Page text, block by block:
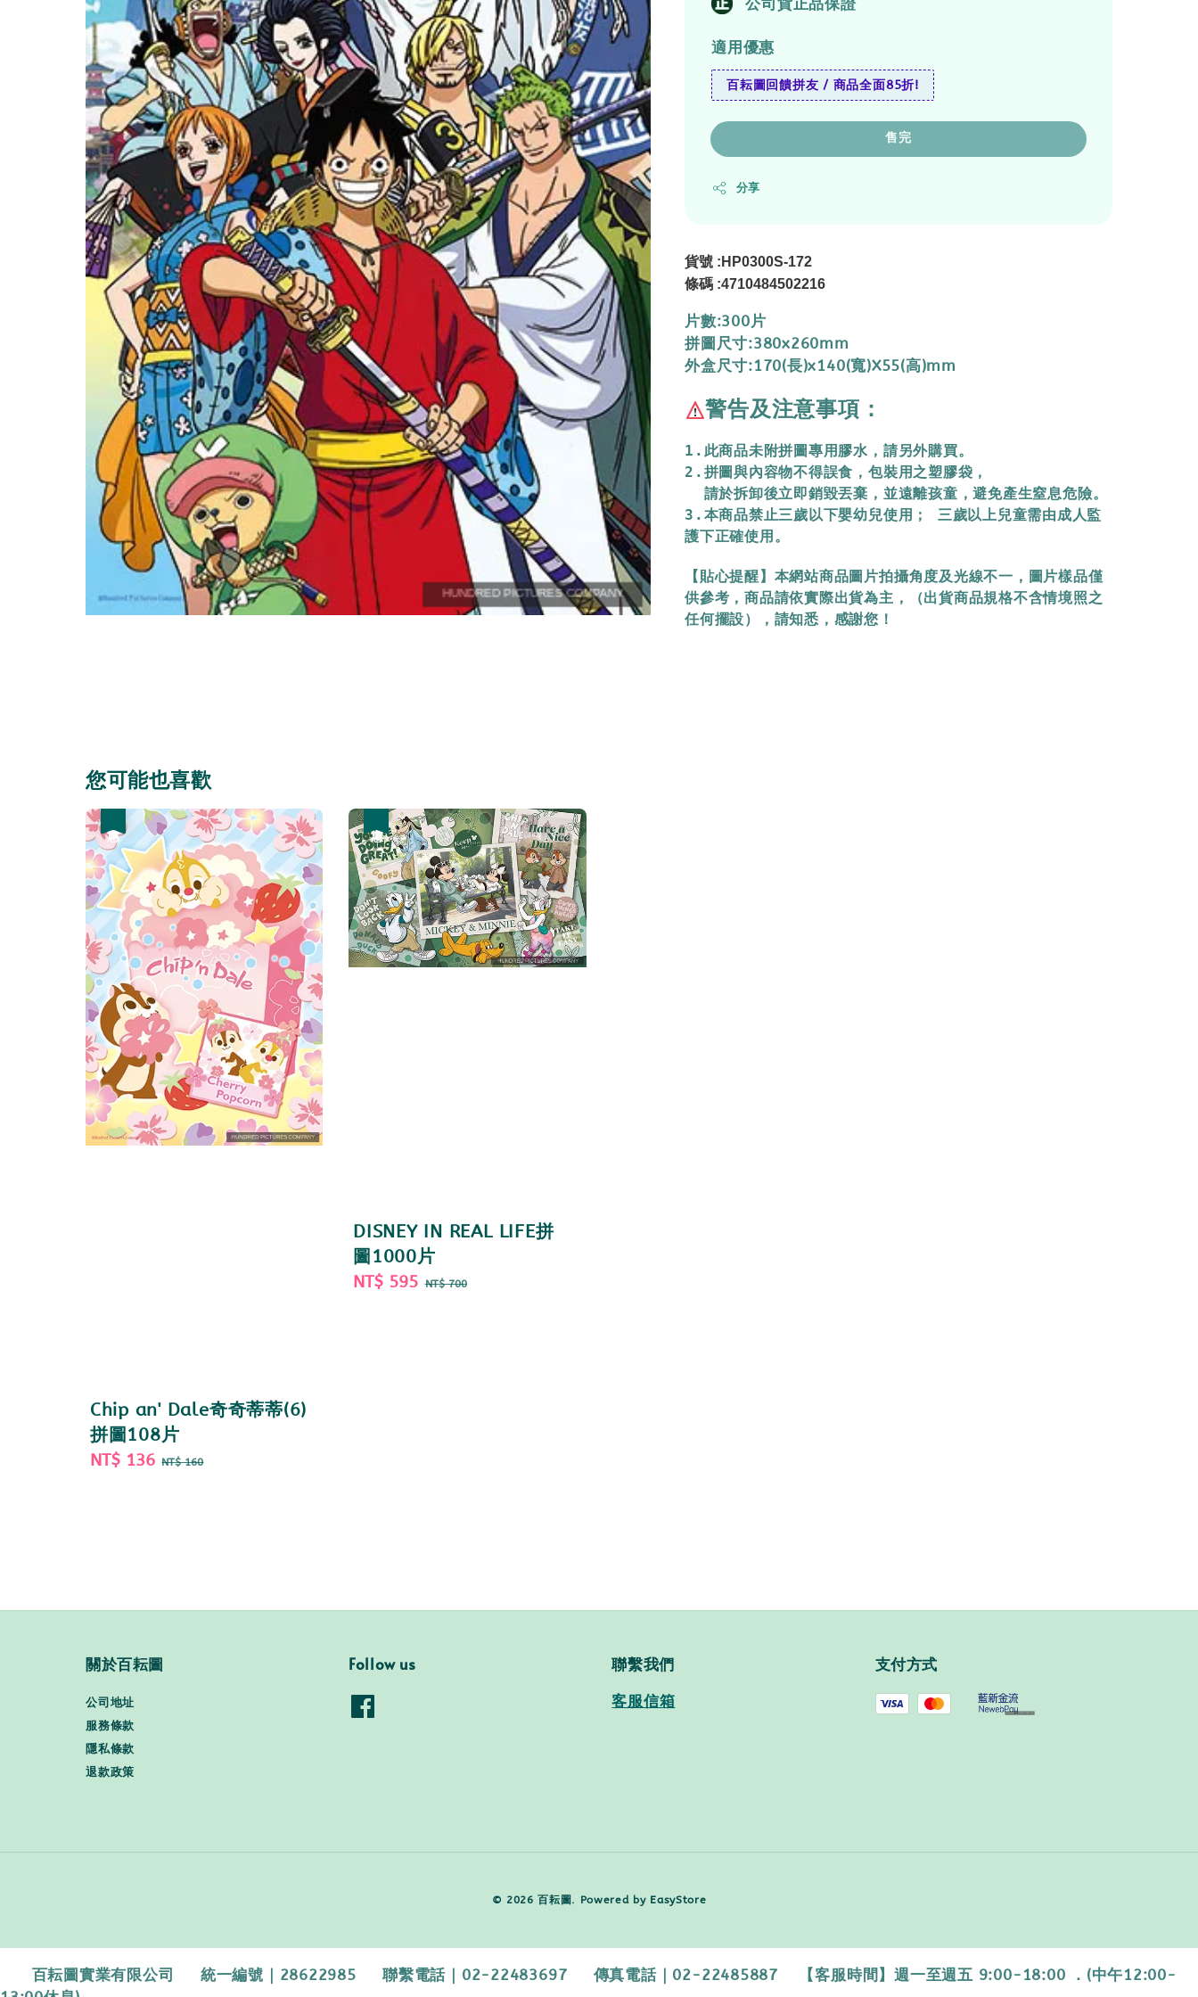
公司貨正品保證
適用優惠
百耘圖回饋拼友 / 商品全面85折!
售完
分享
貨號 :HP0300S-172
條碼 :4710484502216
片數:300片
拼圖尺寸:380x260mm
外盒尺寸:170(長)x140(寬)X55(高)mm
警告及注意事項：
1.此商品未附拼圖專用膠水，請另外購買。
2.拼圖與內容物不得誤食，包裝用之塑膠袋，
  請於拆卸後立即銷毀丟棄，
並遠離孩童，避免產生窒息危險。
3.本商品禁止三歲以下嬰幼兒使用； 三歲以上兒童需由成人監
護下正確使用。
【貼心提醒】本網站商品圖片拍攝角度及光線不一，圖片樣品僅
供參考，商品請依實際出貨為主，（出貨商品規格不含情境照之
任何擺設），請知悉，感謝您！
您可能也喜歡
Chip an' Dale奇奇蒂蒂(6)
拼圖108片
Sale
NT$ 136 Regular
NT$ 160
DISNEY IN REAL LIFE拼
圖1000片
Sale
NT$ 595 Regular
NT$ 700
關於百耘圖
公司地址
服務條款
隱私條款
退款政策
Follow us 聯繫我們
客服信箱
支付方式
© 2026 百耘圖. Powered by EasyStore
百耘圖實業有限公司 統一編號｜28622985 聯繫電話｜02-22483697 傳真電話｜02-22485887 【客服時間】週一至週五 9:00-18:00 ．(中午12:00-